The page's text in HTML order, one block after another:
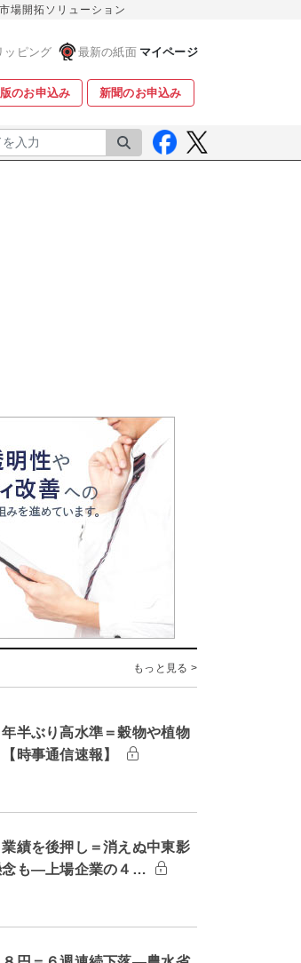
場開拓ソリューション
ッピング 最新の紙面 マイページ
のお申込み 新聞のお申込み
検索
もっと見る >
半ぶり高水準＝穀物や植物
時事通信速報】
績を後押し＝消えぬ中東影
念も―上場企業の４…